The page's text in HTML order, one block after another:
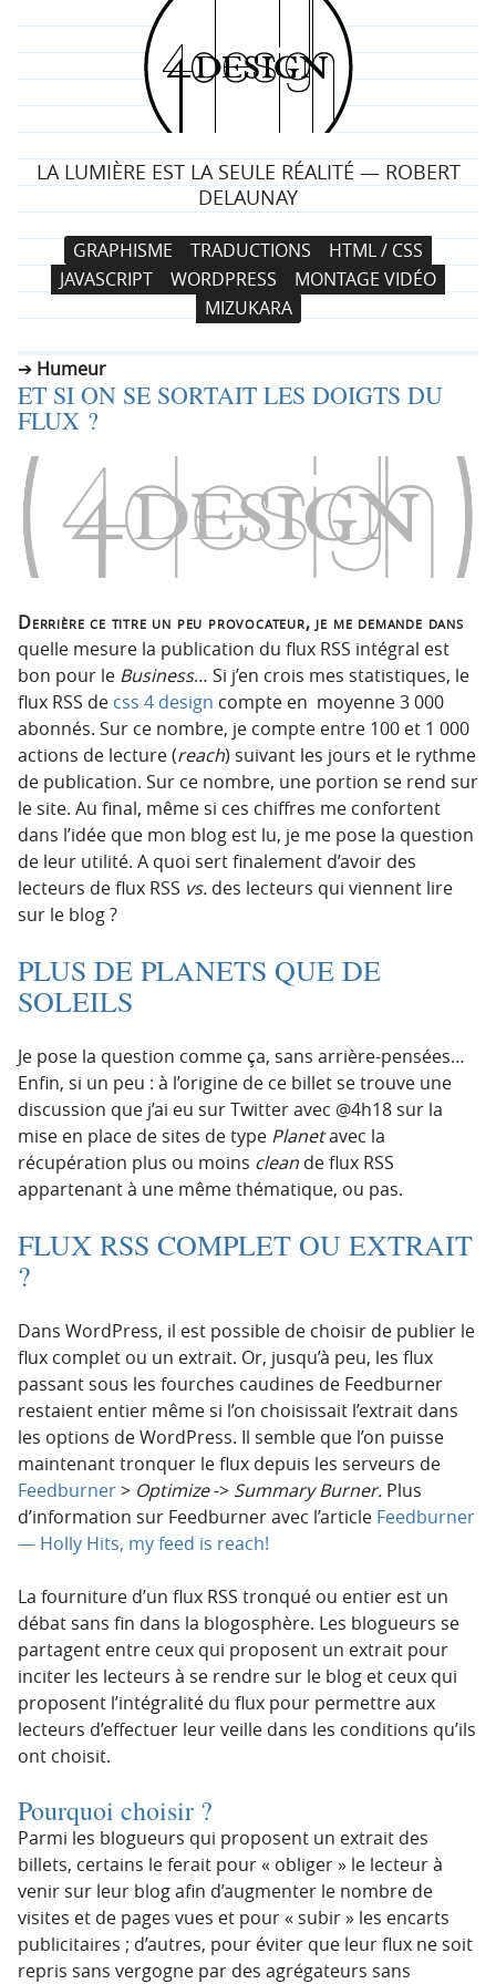
4
d
e
s
i
g
LA LUMIÈRE EST LA SEULE RÉALITÉ — ROBERT
DELAUNAY
a
t
i
n
r
c
i
p
a
l
e
a
u
c
n
e
n
GRAPHISME TRADUCTIONS
HTML / CSS
JAVASCRIPT
WORDPRESS
MONTAGE VIDÉO
MIZUKARA
Humeur
ET SI ON SE SORTAIT LES DOIGTS DU
FLUX ?
Derrière ce titre un peu provocateur, je me demande dans
quelle mesure la publication du flux RSS intégral est
bon pour le Business… Si j’en crois mes statistiques, le
flux RSS de css 4 design compte en moyenne 3 000
abonnés. Sur ce nombre, je compte entre 100 et 1 000
actions de lecture (reach) suivant les jours et le rythme
de publication. Sur ce nombre, une portion se rend sur
le site. Au final, même si ces chiffres me confortent
dans l’idée que mon blog est lu, je me pose la question
de leur utilité. A quoi sert finalement d’avoir des
lecteurs de flux RSS vs. des lecteurs qui viennent lire
sur le blog ?
PLUS DE PLANETS QUE DE
SOLEILS
Je pose la question comme ça, sans arrière-pensées…
Enfin, si un peu : à l’origine de ce billet se trouve une
discussion que j’ai eu sur Twitter avec @4h18 sur la
mise en place de sites de type Planetavec la
récupération plus ou moins clean de flux RSS
appartenant à une même thématique, ou pas.
FLUX RSS COMPLET OU EXTRAIT
?
Dans WordPress, il est possible de choisir de publier le
flux complet ou un extrait. Or, jusqu’à peu, les flux
passant sous les fourches caudines de Feedburner
restaient entier même si l’on choisissait l’extrait dans
les options de WordPress. Il semble que l’on puisse
maintenant tronquer le flux depuis les serveurs de
Feedburner> Optimize-> Summary Burner. Plus
d’information sur Feedburner avec l’article Feedburner
— Holly Hits, my feed is reach!
La fourniture d’un flux RSS tronqué ou entier est un
débat sans fin dans la blogosphère. Les blogueurs se
partagent entre ceux qui proposent un extrait pour
inciter les lecteurs à se rendre sur le blog et ceux qui
proposent l’intégralité du flux pour permettre aux
lecteurs d’effectuer leur veille dans les conditions qu’ils
ont choisit.
Pourquoi choisir ?
Parmi les blogueurs qui proposent un extrait des
billets, certains le ferait pour « obliger » le lecteur à
venir sur leur blog afin d’augmenter le nombre de
visites et de pages vues et pour « subir » les encarts
publicitaires ; d’autres, pour éviter que leur flux ne soit
repris sans vergogne par des agrégateurs sans